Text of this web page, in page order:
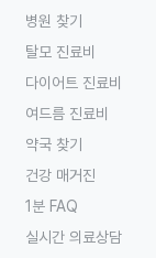
병원 찾기
탈모 진료비
다이어트 진료비
여드름 진료비
약국 찾기
건강 매거진
1분 FAQ
실시간 의료상담